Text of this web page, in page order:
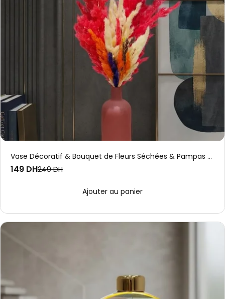
Vase Décoratif & Bouquet de Fleurs Séchées & Pampas Colorées
149 DH249 DH